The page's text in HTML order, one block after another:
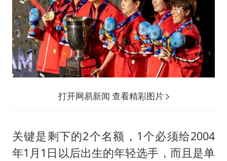
打开网易新闻 查看精彩图片
关键是剩下的2个名额，1个必须给2004
年1月1日以后出生的年轻选手，而且是单